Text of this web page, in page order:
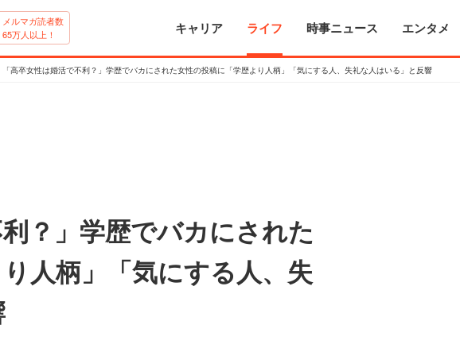
メルマガ読者数
65万人以上！
キャリア ライフ 時事ニュース エンタメ
「高卒女性は婚活で不利？」学歴でバカにされた女性の投稿に「学歴より人柄」「気にする人、失礼な人はいる」と反響
？」学歴でバカにされた
人柄」「気にする人、失